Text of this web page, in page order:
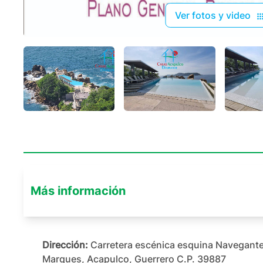
Ver fotos y video
Más información
Dirección: Carretera escénica esquina
Marques, Acapulco, Guerrero C.P. 39887